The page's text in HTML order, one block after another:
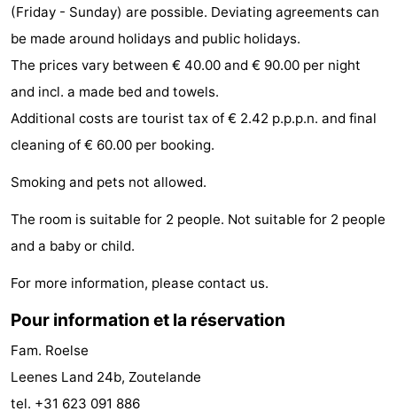
de
-
de
Aires
intérieures
-
bien-
être
&
villes
Nature
Visites
guidées
Sports
-
Piscines
-
Faire
-
(Friday - Sunday) are possible. Deviating agreements can
be made around holidays and public holidays.
The prices vary between € 40.00 and € 90.00 per night
and incl. a made bed and towels.
Additional costs are tourist tax of € 2.42 p.p.p.n. and final
cleaning of € 60.00 per booking.
Smoking and pets not allowed.
The room is suitable for 2 people. Not suitable for 2 people
and a baby or child.
For more information, please contact us.
Pour information et la réservation
Fam. Roelse
Leenes Land 24b, Zoutelande
tel. +31 623 091 886